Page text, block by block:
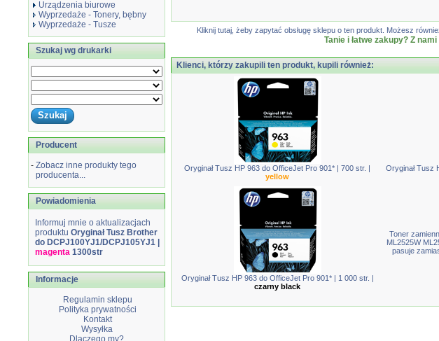
Urządzenia biurowe
Wyprzedaże - Tonery, bębny
Wyprzedaże - Tusze
Szukaj wg drukarki
Producent
- Zobacz inne produkty tego
producenta...
Powiadomienia
Informuj mnie o aktualizacjach
produktu Oryginał Tusz Brother
do DCPJ100YJ1/DCPJ105YJ1 |
magenta 1300str
Informacje
Regulamin sklepu
Polityka prywatności
Kontakt
Wysyłka
Dlaczego my?
Kliknij tutaj, żeby zapytać obsługę sklepu o ten produkt. Możesz
Tanie i łatwe zakupy? Z
Klienci, którzy zakupili ten produkt, kupili również:
Oryginał Tusz HP 963 do OfficeJet Pro 901* | 700 str. |
yellow
Oryginał Tusz
Oryginał Tusz HP 963 do OfficeJet Pro 901* | 1 000 str. |
czarny black
Toner
ML2525W
pasuje